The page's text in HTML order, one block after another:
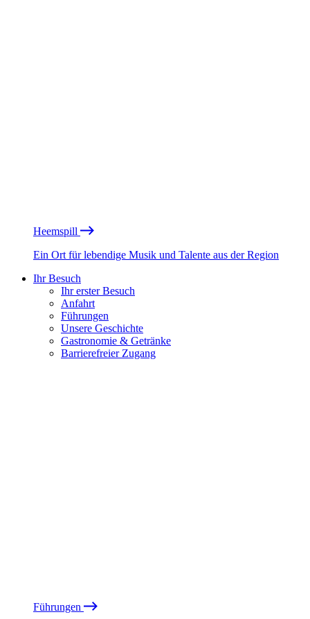
Heemspill
Ein Ort für lebendige Musik und Talente aus der Region
Ihr Besuch
Ihr erster Besuch
Anfahrt
Führungen
Unsere Geschichte
Gastronomie & Getränke
Barrierefreier Zugang
Führungen